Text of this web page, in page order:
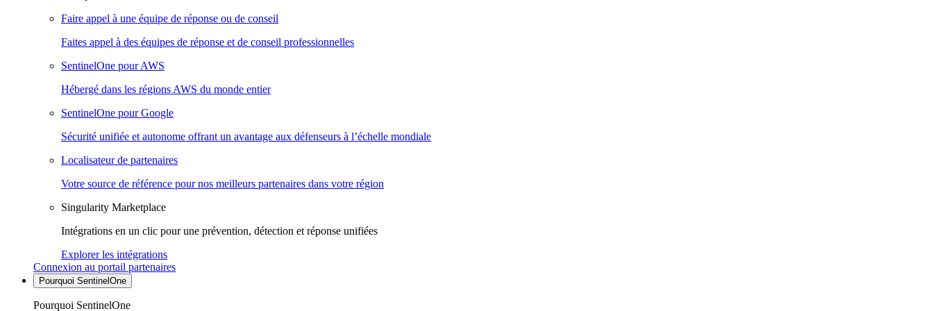
Faire appel à une équipe de réponse ou de conseil
Faites appel à des équipes de réponse et de conseil professionnelles
SentinelOne pour AWS
Hébergé dans les régions AWS du monde entier
SentinelOne pour Google
Sécurité unifiée et autonome offrant un avantage aux défenseurs à l’échelle mondiale
Localisateur de partenaires
Votre source de référence pour nos meilleurs partenaires dans votre région
Singularity Marketplace
Intégrations en un clic pour une prévention, détection et réponse unifiées
Explorer les intégrations
Connexion au portail partenaires
Pourquoi SentinelOne
Pourquoi SentinelOne